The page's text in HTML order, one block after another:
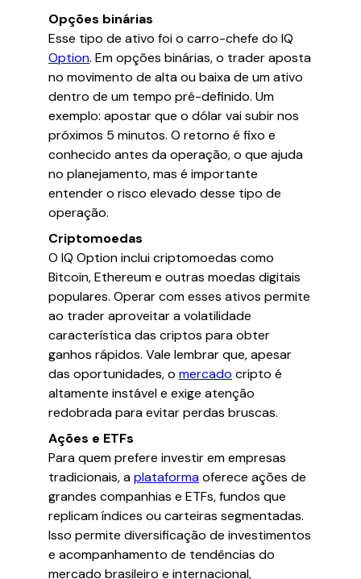
Opções binárias
Esse tipo de ativo foi o carro-chefe do IQ
Option. Em opções binárias, o trader aposta
no movimento de alta ou baixa de um ativo
dentro de um tempo pré-definido. Um
exemplo: apostar que o dólar vai subir nos
próximos 5 minutos. O retorno é fixo e
conhecido antes da operação, o que ajuda
no planejamento, mas é importante
entender o risco elevado desse tipo de
operação.
Criptomoedas
O IQ Option inclui criptomoedas como
Bitcoin, Ethereum e outras moedas digitais
populares. Operar com esses ativos permite
ao trader aproveitar a volatilidade
característica das criptos para obter
ganhos rápidos. Vale lembrar que, apesar
das oportunidades, o mercado cripto é
altamente instável e exige atenção
redobrada para evitar perdas bruscas.
Ações e ETFs
Para quem prefere investir em empresas
tradicionais, aplataformaoferece ações de
grandes companhias e ETFs, fundos que
replicam índices ou carteiras segmentadas.
Isso permite diversificação de investimentos
e acompanhamento de tendências do
mercado brasileiro e internacional,